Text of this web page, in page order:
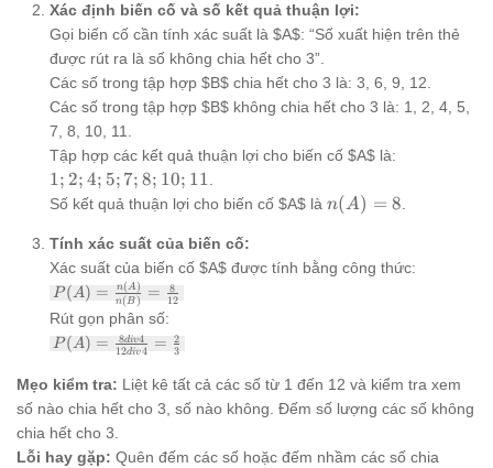
3;
4;
5;
6;
7;
8;
9;
10;
11;
12}
Xác định biến cố và số kết quả thuận lợi:
Gọi biến cố cần tính xác suất là $A$: “Số xuất hiện trên thẻ
được rút ra là số không chia hết cho 3”.
Các số trong tập hợp $B$ chia hết cho 3 là: 3, 6, 9, 12.
Các số trong tập hợp $B$ không chia hết cho 3 là: 1, 2, 4, 5,
7, 8, 10, 11.
Tập hợp các kết quả thuận lợi cho biến cố $A$ là:
4;
8;
1; 2; 4; 5; 7; 8; 10; 11.
Số kết quả thuận lợi cho biến cố $A$ là n(A)
n(A) = 8.
Tính xác suất của biến cố:
Xác suất của biến cố $A$ được tính bằng công thức:
P(A) =
\frac{n(A)}
{n(B)} =
\frac{8}
P (A) = n(B)
n(A) = 12
8
Rút gọn phân số:
P(A) =
\frac{8
div 4}
{12 div
4} =
\frac{2}
{3}
P (A) = 12div4
8div4 = 3
2
Mẹo kiểm tra: Liệt kê tất cả các số từ 1 đến 12 và kiểm tra xem
số nào chia hết cho 3, số nào không. Đếm số lượng các số không
chia hết cho 3.
Lỗi hay gặp: Quên đếm các số hoặc đếm nhầm các số chia